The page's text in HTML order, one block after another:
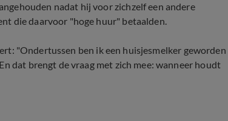
nadat hij voor zichzelf een andere
die daarvoor "hoge huur" betaalden.
"Ondertussen ben ik een huisjesmelker geworden
dat brengt de vraag met zich mee: wanneer houdt